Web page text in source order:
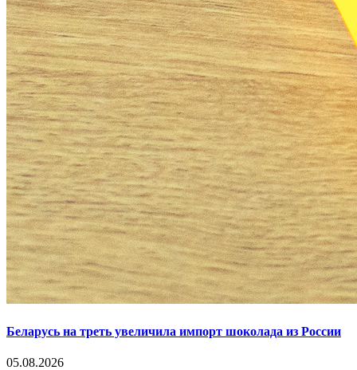
Беларусь на треть увеличила импорт шоколада из России
05.08.2026